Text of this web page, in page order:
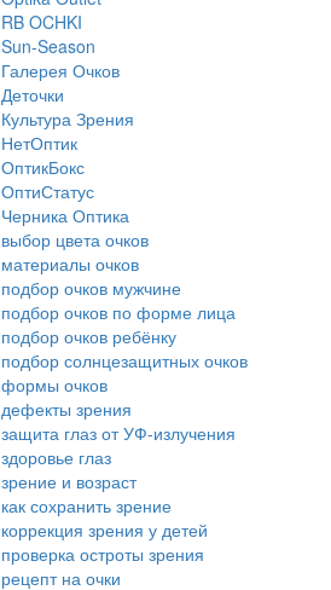
RB OCHKI
Sun-Season
Галерея Очков
Деточки
Культура Зрения
НетОптик
ОптикБокс
ОптиСтатус
Черника Оптика
выбор цвета очков
материалы очков
подбор очков мужчине
подбор очков по форме лица
подбор очков ребёнку
подбор солнцезащитных очков
формы очков
дефекты зрения
защита глаз от УФ-излучения
здоровье глаз
зрение и возраст
как сохранить зрение
коррекция зрения у детей
проверка остроты зрения
рецепт на очки